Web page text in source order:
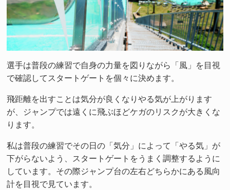
選手は普段の練習で自身の力量を図りながら「風」を目視
で確認してスタートゲートを個々に決めます。
飛距離を出すことは気分が良くなりやる気が上がります
が、ジャンプでは遠くに飛ぶほどケガのリスクが大きくな
ります。
私は普段の練習でその日の「気分」によって「やる気」が
下がらないよう、スタートゲートをうまく調整するように
しています。その際ジャンプ台の左右どちらかにある風向
計を目視で見ています。